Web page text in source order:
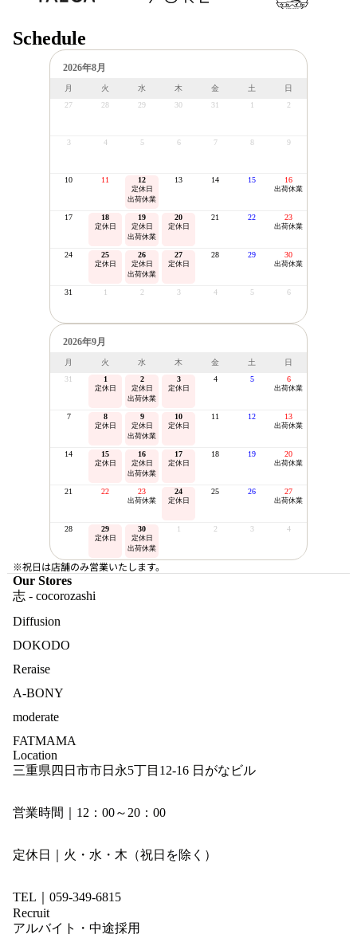
Schedule
2026年8月
月 火 水 木 金 土
日
27
28 29 30 31 1 2
3 4 5 6 7 8 9
10 11 12
定休日
出荷休業
13 14 15 16
出荷休業
17 18
定休日
19
定休日
出荷休業
20
定休日
21 22 23
出荷休業
24 25
定休日
26
定休日
出荷休業
27
定休日
28 29 30
出荷休業
31 1 2 3 4 5 6
2026年9月
月 火 水 木 金 土
日
31
1
定休日
2
定休日
出荷休業
3
定休日
4 5 6
出荷休業
7 8
定休日
9
定休日
出荷休業
10
定休日
11 12 13
出荷休業
14 15
定休日
16
定休日
出荷休業
17
定休日
18 19 20
出荷休業
21 22 23
出荷休業
24
定休日
25 26 27
出荷休業
28 29
定休日
30
定休日
出荷休業
1 2 3 4
※祝日は店舗のみ営業いたします。
Our Stores
志 - cocorozashi
Diffusion
DOKODO
Reraise
A-BONY
moderate
FATMAMA
Location
三重県四日市市日永5丁目12-16 日がなビル
営業時間｜12：00～20：00
定休日｜火・水・木（祝日を除く）
TEL｜059-349-6815
Recruit
アルバイト・中途採用